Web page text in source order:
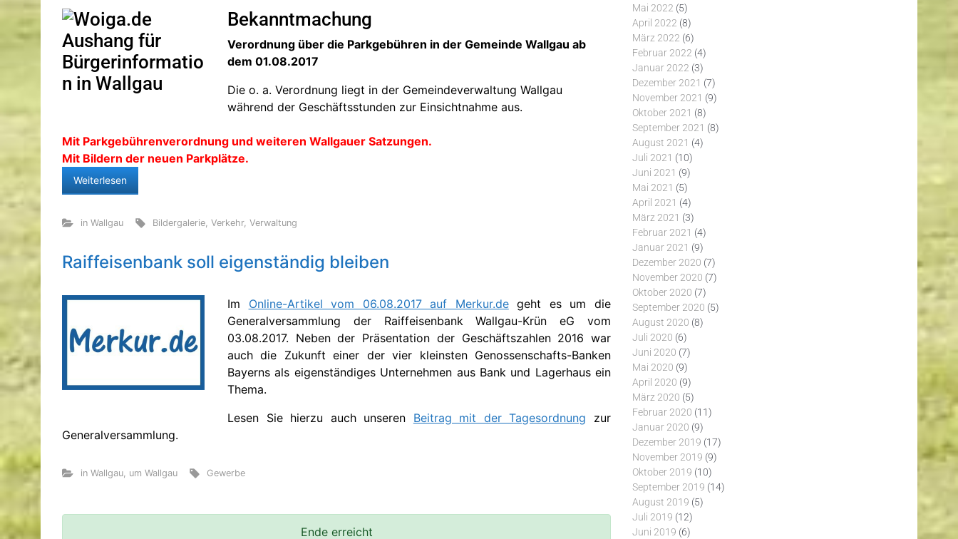
Bekanntmachung
Verordnung über die Parkgebühren in der Gemeinde Wallgau ab
dem 01.08.2017
Die o. a. Verordnung liegt in der Gemeindeverwaltung Wallgau
während der Geschäftsstunden zur Einsichtnahme aus.
Mit Parkgebührenverordnung und weiteren Wallgauer Satzungen.
Mit Bildern der neuen Parkplätze.
Weiterlesen
in Wallgau Bildergalerie ,Verkehr,Verwaltung
Raiffeisenbank soll eigenständig bleiben
Im Online-Artikel vom 06.08.2017 auf Merkur.degeht es um die
Generalversammlung der Raiffeisenbank Wallgau-Krün eG vom
03.08.2017. Neben der Präsentation der Geschäftszahlen 2016 war
auch die Zukunft einer der vier kleinsten Genossenschafts-Banken
Bayerns als eigenständiges Unternehmen aus Bank und Lagerhaus ein
Thema.
Lesen Sie hierzu auch unseren Beitrag mit der Tagesordnung zur
Generalversammlung.
in Wallgau, um Wallgau Gewerbe
Ende erreicht
Mai 2022 (5)
April 2022 (8)
März 2022 (6)
Februar 2022 (4)
Januar 2022 (3)
Dezember 2021 (7)
November 2021 (9)
Oktober 2021 (8)
September 2021 (8)
August 2021 (4)
Juli 2021 (10)
Juni 2021 (9)
Mai 2021 (5)
April 2021 (4)
März 2021 (3)
Februar 2021 (4)
Januar 2021 (9)
Dezember 2020 (7)
November 2020 (7)
Oktober 2020 (7)
September 2020 (5)
August 2020 (8)
Juli 2020 (6)
Juni 2020 (7)
Mai 2020 (9)
April 2020 (9)
März 2020 (5)
Februar 2020 (11)
Januar 2020 (9)
Dezember 2019 (17)
November 2019 (9)
Oktober 2019 (10)
September 2019 (14)
August 2019 (5)
Juli 2019 (12)
Juni 2019 (6)